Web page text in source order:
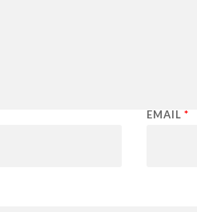
EMAIL *